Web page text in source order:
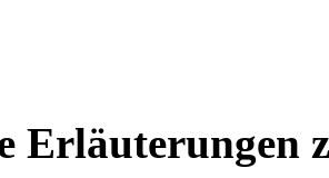
Erläuterungen